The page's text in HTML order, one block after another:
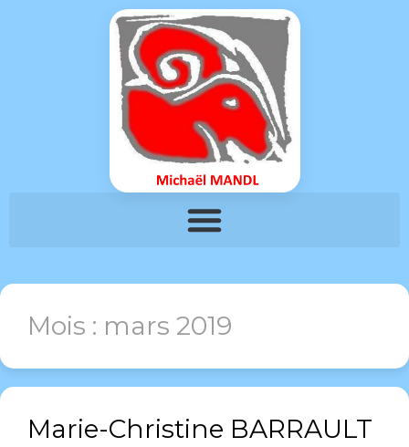
Mois : mars 2019
Marie-Christine BARRAULT